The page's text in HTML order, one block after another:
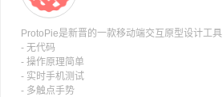
ProtoPie是新晋的一款移动端交互原型设计工具
- 无代码
- 操作原理简单
- 实时手机测试
- 多触点手势